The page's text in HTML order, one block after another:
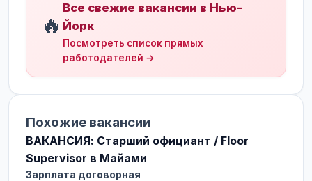
🔥
Все свежие вакансии в Нью-
Йорк
Посмотреть список прямых
работодателей →
Похожие вакансии
ВАКАНСИЯ: Старший официант / Floor
Supervisor в Майами
Зарплата договорная